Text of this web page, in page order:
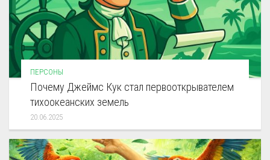
ПЕРСОНЫ
Почему Джеймс Кук стал первооткрывателем
тихоокеанских земель
20.06.2025